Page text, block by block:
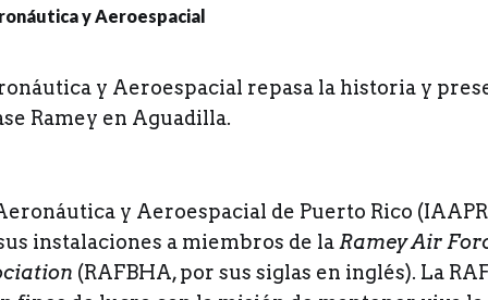
y Aeroespacial repasa la historia y
Ramey en Aguadilla.
y Aeroespacial de Puerto Rico
instalaciones a miembros de la Ramey Air
(RAFBHA, por sus siglas en inglés). La